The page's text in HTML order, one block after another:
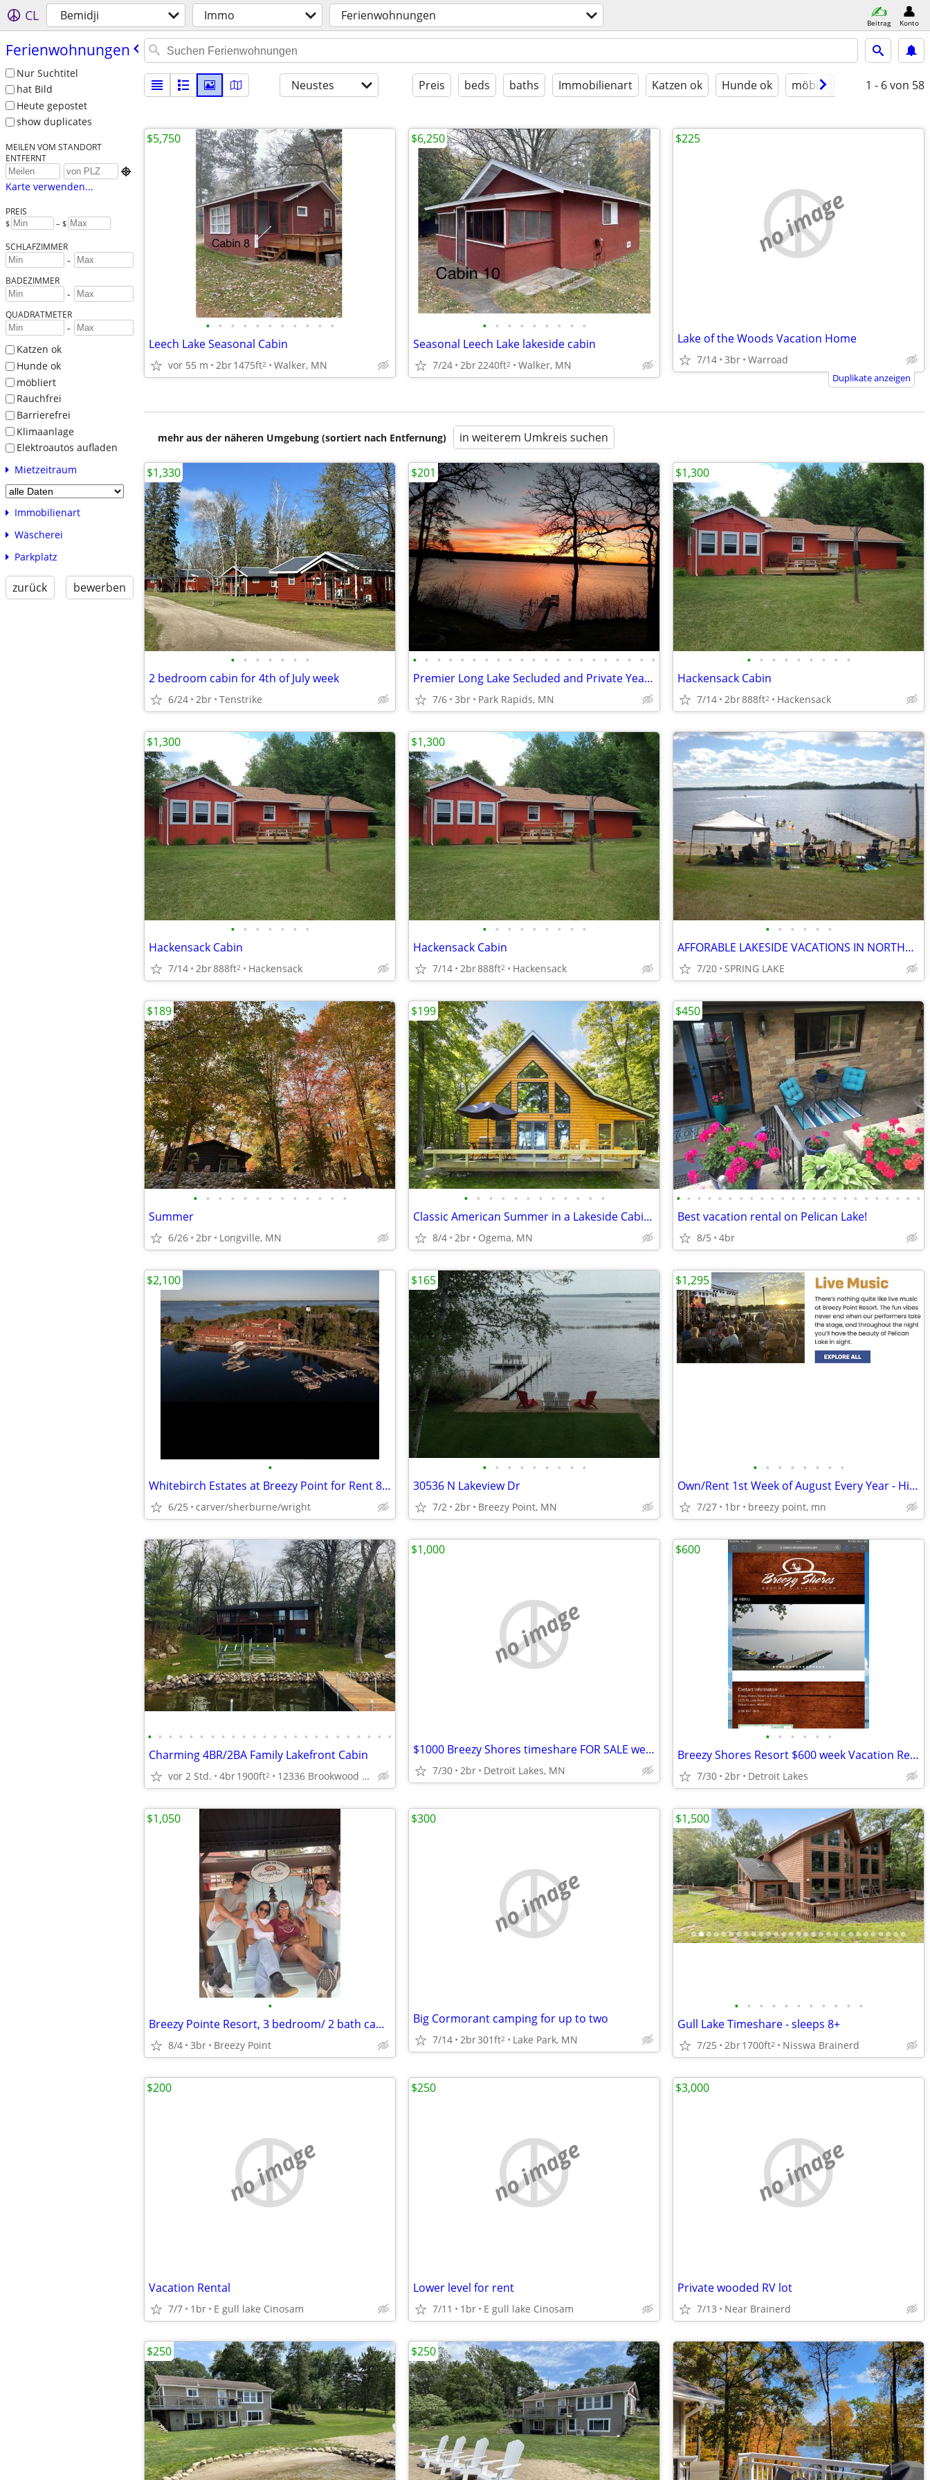
CL Bemidji Immo Ferienwohnungen Beitrag Konto
Ferienwohnungen
Nur Suchtitel
hat Bild
Heute gepostet
show duplicates
MEILEN VOM STANDORT
ENTFERNT

Karte verwenden...
PREIS
$ – $
SCHLAFZIMMER
-
BADEZIMMER
-
QUADRATMETER
-
Katzen ok
Hunde ok
möbliert
Rauchfrei
Barrierefrei
Klimaanlage
Elektroautos aufladen
Mietzeitraum
Immobilienart
Wäscherei
Parkplatz
zurück bewerben
Neustes Preis beds baths Immobilienart Katzen ok Hunde ok möbliert 1 - 6von 58
• • • • • • • • • • •
Leech Lake Seasonal Cabin
vor 55 m 2br1475ft2 Walker, MN
$5,750
• • • • • • • • •
Seasonal Leech Lake lakeside cabin
7/24 2br2240ft2 Walker, MN
$6,250
no image
Lake of the Woods Vacation Home
7/14 3br Warroad
$225
Duplikate anzeigen
mehr aus der näheren Umgebung (sortiert nach Entfernung) in weiterem Umkreis suchen
• • • • • • •
2 bedroom cabin for 4th of July week
6/24 2br Tenstrike
$1,330
• • • • • • • • • • • • • • • • • • • • •
Premier Long Lake Secluded and Private Year Round Home , Newly Remodel
7/6 3br Park Rapids, MN
$201
• • • • • • • • •
Hackensack Cabin
7/14 2br888ft2 Hackensack
$1,300
• • • • • • •
Hackensack Cabin
7/14 2br888ft2 Hackensack
$1,300
• • • • • • • • •
Hackensack Cabin
7/14 2br888ft2 Hackensack
$1,300
• • • • • •
AFFORABLE LAKESIDE VACATIONS IN NORTHERN MN
7/20 SPRING LAKE
• • • • • • • • • • • • •
Summer
6/26 2br Longville, MN
$189
• • • • • • • • • • • •
Classic American Summer in a Lakeside Cabin - Strawberry Lake Cabin
8/4 2br Ogema, MN
$199
• • • • • • • • • • • • • • • • • • • • • • • •
Best vacation rental on Pelican Lake!
8/5 4br
$450
•
Whitebirch Estates at Breezy Point for Rent 8/7-8/14
6/25 carver/sherburne/wright
$2,100
• • • • • • • • •
30536 N Lakeview Dr
7/2 2br Breezy Point, MN
$165
• • • • • • • •
Own/Rent 1st Week of August Every Year - Historic Breezy Point Resort
7/27 1br breezy point, mn
$1,295
• • • • • • • • • • • • • • • • • • • • • • • •
Charming 4BR/2BA Family Lakefront Cabin
vor 2 Std. 4br1900ft2 12336 Brookwood Cir, Crosslake
no image
$1000 Breezy Shores timeshare FOR SALE week 34 unit 103. Aug 21-28
7/30 2br Detroit Lakes, MN
$1,000
• • • • • •
Breezy Shores Resort $600 week Vacation Rental August 21-28, 2026
7/30 2br Detroit Lakes
$600
•
Breezy Pointe Resort, 3 bedroom/ 2 bath cabint
8/4 3br Breezy Point
$1,050
no image
Big Cormorant camping for up to two
7/14 2br301ft2 Lake Park, MN
$300
• • • • • • • • • • •
Gull Lake Timeshare - sleeps 8+
7/25 2br1700ft2 Nisswa Brainerd
$1,500
no image
Vacation Rental
7/7 1br E gull lake Cinosam
$200
no image
Lower level for rent
7/11 1br E gull lake Cinosam
$250
no image
Private wooded RV lot
7/13 Near Brainerd
$3,000
$250 $250